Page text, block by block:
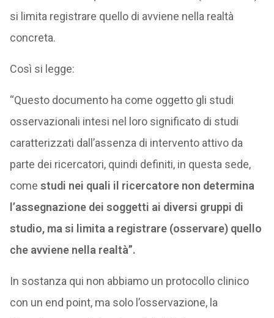
si limita registrare quello di avviene nella realtà
concreta.
Così si legge:
“Questo documento ha come oggetto gli studi
osservazionali intesi nel loro significato di studi
caratterizzati dall’assenza di intervento attivo da
parte dei ricercatori, quindi definiti, in questa sede,
come studi nei quali il ricercatore non determina
l’assegnazione dei soggetti ai diversi gruppi di
studio, ma si limita a registrare (osservare) quello
che avviene nella realtà”.
In sostanza qui non abbiamo un protocollo clinico
con un end point, ma solo l’osservazione, la